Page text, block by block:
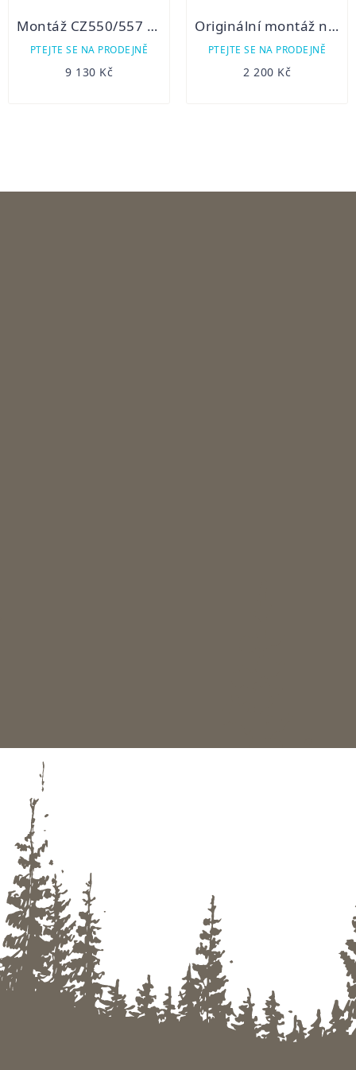
Montáž CZ550/557 Innomount pro Pard 008S
PTEJTE SE NA PRODEJNĚ
9 130 Kč
Originální montáž na Weaver pro HIKMICRO Thunder, Panther a Cheetah
PTEJTE SE NA PRODEJNĚ
2 200 Kč